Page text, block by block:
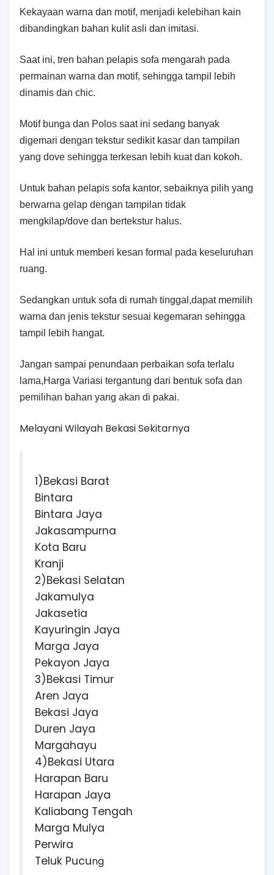
Kekayaan warna dan motif, menjadi kelebihan kain
dibandingkan bahan kulit asli dan imitasi.
Saat ini, tren bahan pelapis sofa mengarah pada
permainan warna dan motif, sehingga tampil lebih
dinamis dan chic.
Motif bunga dan Polos saat ini sedang banyak
digemari dengan tekstur sedikit kasar dan tampilan
yang dove sehingga terkesan lebih kuat dan kokoh.
Untuk bahan pelapis sofa kantor, sebaiknya pilih yang
berwarna gelap dengan tampilan tidak
mengkilap/dove dan bertekstur halus.
Hal ini untuk memberi kesan formal pada keseluruhan
ruang.
Sedangkan untuk sofa di rumah tinggal,dapat memilih
warna dan jenis tekstur sesuai kegemaran sehingga
tampil lebih hangat.
Jangan sampai penundaan perbaikan sofa terlalu
lama,Harga Variasi tergantung dari bentuk sofa dan
pemilihan bahan yang akan di pakai.
Melayani Wilayah Bekasi Sekitarnya
1)Bekasi Barat
Bintara
Bintara Jaya
Jakasampurna
Kota Baru
Kranji
2)Bekasi Selatan
Jakamulya
Jakasetia
Kayuringin Jaya
Marga Jaya
Pekayon Jaya
3)Bekasi Timur
Aren Jaya
Bekasi Jaya
Duren Jaya
Margahayu
4)Bekasi Utara
Harapan Baru
Harapan Jaya
Kaliabang Tengah
Marga Mulya
Perwira
Teluk Pucung